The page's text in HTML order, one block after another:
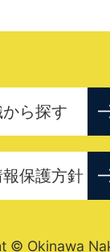
ら探す
保護方針
© Okinawa